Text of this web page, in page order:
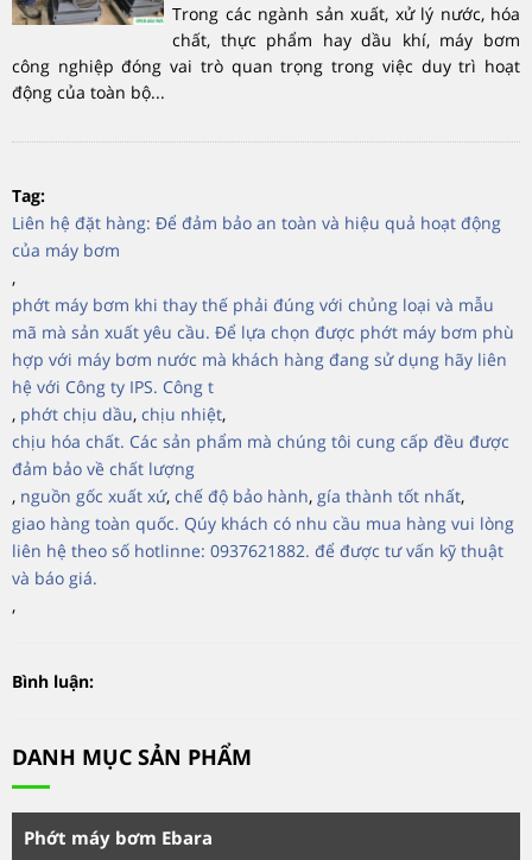
Trong các ngành sản xuất, xử lý nước, hóa
chất, thực phẩm hay dầu khí, máy bơm
công nghiệp đóng vai trò quan trọng trong việc duy trì hoạt
động của toàn bộ...
Tag:
Liên hệ đặt hàng: Để đảm bảo an toàn và hiệu quả hoạt động
của máy bơm
,
phớt máy bơm khi thay thế phải đúng với chủng loại và mẫu
mã mà sản xuất yêu cầu. Để lựa chọn được phớt máy bơm phù
hợp với máy bơm nước mà khách hàng đang sử dụng hãy liên
hệ với Công ty IPS. Công t
, phớt chịu dầu, chịu nhiệt,
chịu hóa chất. Các sản phẩm mà chúng tôi cung cấp đều được
đảm bảo về chất lượng
, nguồn gốc xuất xứ, chế độ bảo hành, gía thành tốt nhất,
giao hàng toàn quốc. Qúy khách có nhu cầu mua hàng vui lòng
liên hệ theo số hotlinne: 0937621882. để được tư vấn kỹ thuật
và báo giá.
,
Bình luận:
DANH MỤC SẢN PHẨM
Phớt máy bơm Ebara